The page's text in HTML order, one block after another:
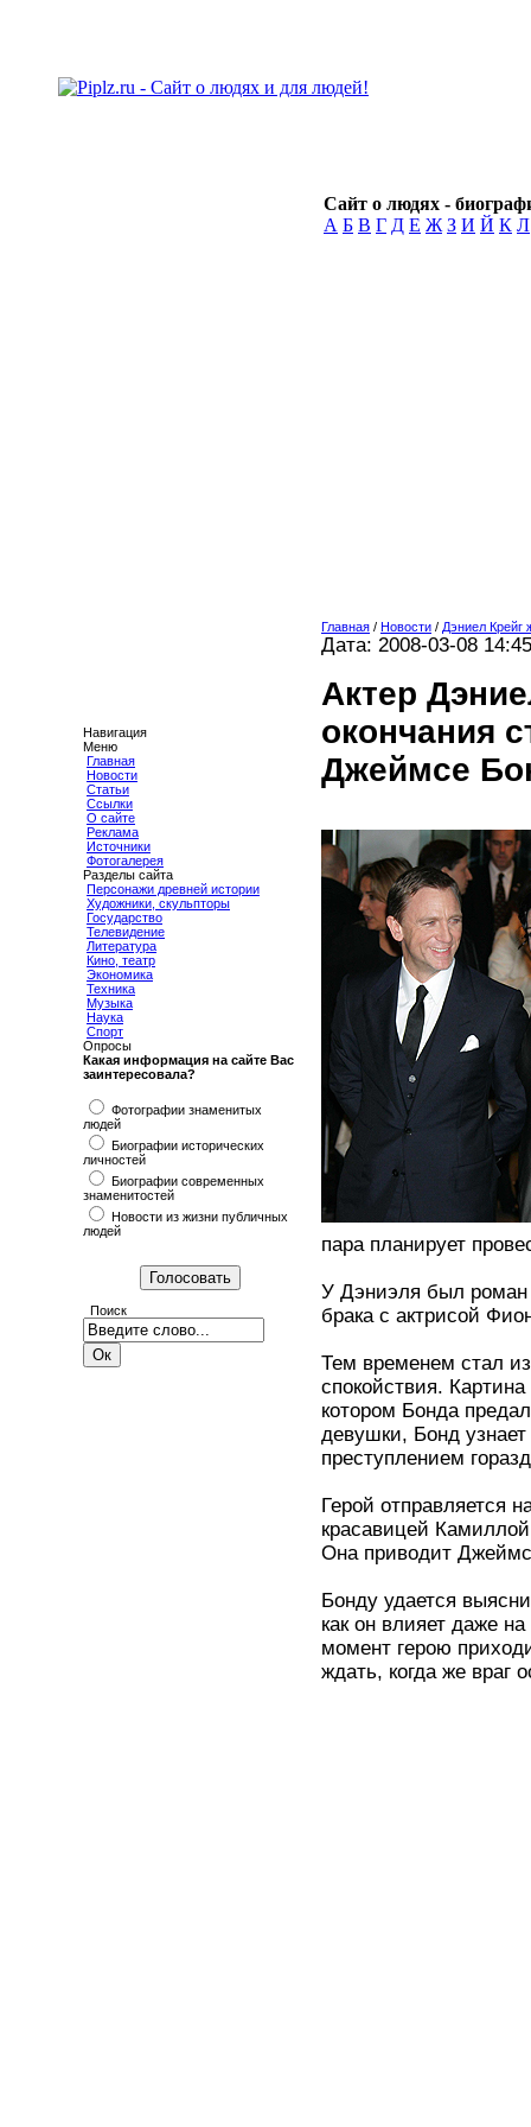
Сайт о людях -
А Б В Г Д Е Ж З И Й К Л
Навигация
Меню
Главная
Новости
Статьи
Ссылки
О сайте
Реклама
Источники
Фотогалерея
Разделы сайта
Персонажи древней истории
Художники, скульпторы
Государство
Телевидение
Литература
Кино, театр
Экономика
Техника
Музыка
Наука
Спорт
Опросы
Какая информация на сайте Вас
заинтересовала?
Фотографии знаменитых
людей
Биографии исторических
личностей
Биографии современных
знаменитостей
Новости из жизни публичных
людей
Поиск
Главная / Новости / Дэниел Крейг
Дата: 2008-03-08 14:45
Актер
окончания
Джеймсе
пара планирует
У Дэниэля был роман
брака с актрисой
Тем временем стал
спокойствия.
котором Бонда
девушки, Бонд узнает
преступлением
Герой отправляется
красавицей
Она приводит
Бонду удается
как он влияет даже
момент герою
ждать, когда же враг